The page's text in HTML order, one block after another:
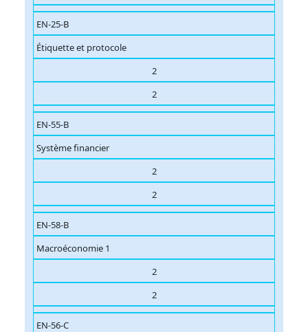
EN-25-B
Étiquette et protocole
2
2
EN-55-B
Système financier
2
2
EN-58-B
Macroéconomie 1
2
2
EN-56-C